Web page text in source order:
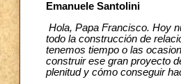
Emanuele Santolini
Hola, Papa Francisco. Hoy
todo la construcción de
tenemos tiempo o las
construir ese gran proyecto
plenitud y cómo conseguir